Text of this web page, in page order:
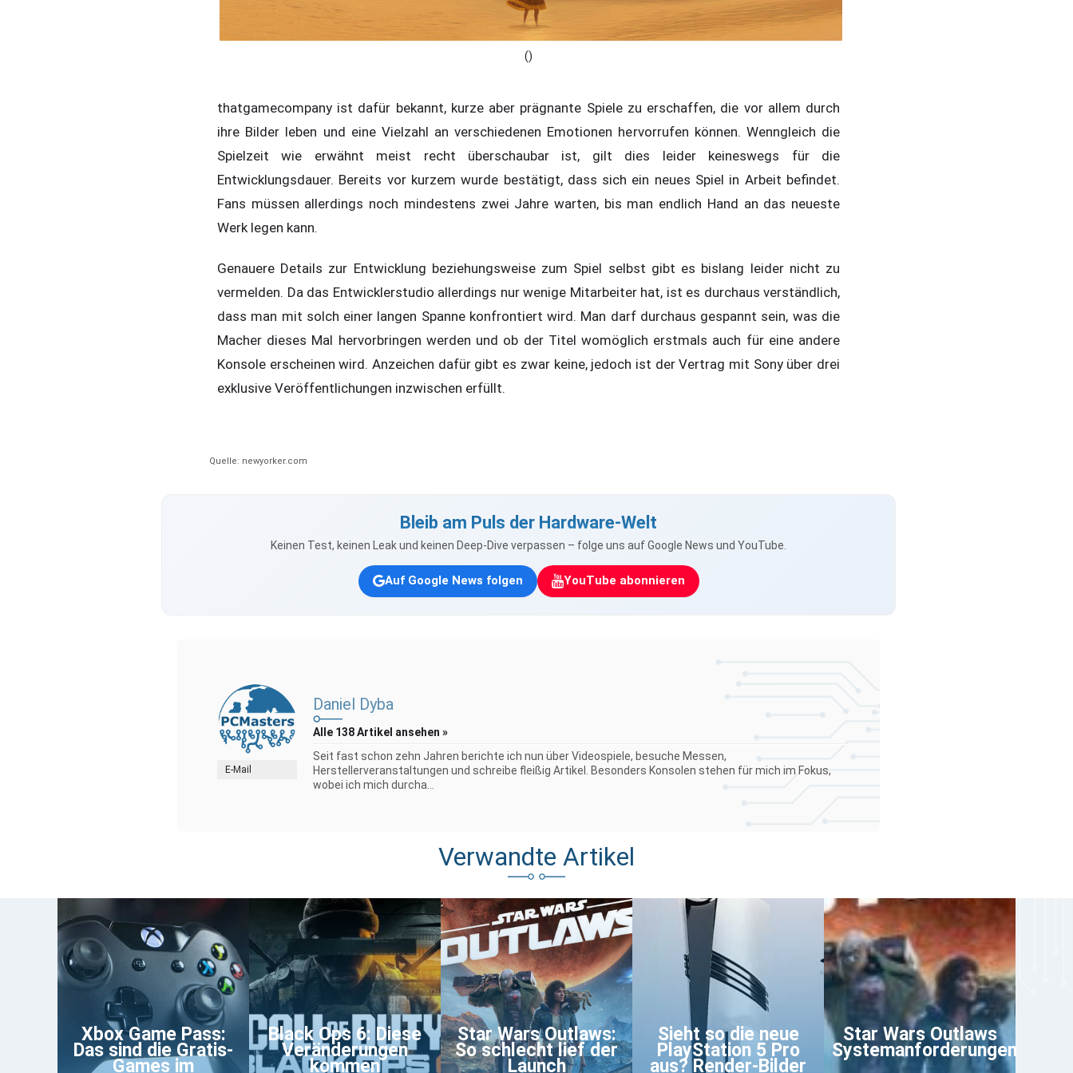
()
thatgamecompany ist dafür bekannt, kurze aber prägnante Spiele zu erschaffen, die vor allem durch
ihre Bilder leben und eine Vielzahl an verschiedenen Emotionen hervorrufen können. Wenngleich die
Spielzeit wie erwähnt meist recht überschaubar ist, gilt dies leider keineswegs für die
Entwicklungsdauer. Bereits vor kurzem wurde bestätigt, dass sich ein neues Spiel in Arbeit befindet.
Fans müssen allerdings noch mindestens zwei Jahre warten, bis man endlich Hand an das neueste
Werk legen kann.
Genauere Details zur Entwicklung beziehungsweise zum Spiel selbst gibt es bislang leider nicht zu
vermelden. Da das Entwicklerstudio allerdings nur wenige Mitarbeiter hat, ist es durchaus verständlich,
dass man mit solch einer langen Spanne konfrontiert wird. Man darf durchaus gespannt sein, was die
Macher dieses Mal hervorbringen werden und ob der Titel womöglich erstmals auch für eine andere
Konsole erscheinen wird. Anzeichen dafür gibt es zwar keine, jedoch ist der Vertrag mit Sony über drei
exklusive Veröffentlichungen inzwischen erfüllt.
Quelle: newyorker.com
Bleib am Puls der Hardware-Welt
Keinen Test, keinen Leak und keinen Deep-Dive verpassen – folge uns auf Google News und YouTube.
Auf Google News folgen YouTube abonnieren
E-Mail
Daniel Dyba
Alle 138 Artikel ansehen »
Seit fast schon zehn Jahren berichte ich nun über Videospiele, besuche Messen,
Herstellerveranstaltungen und schreibe fleißig Artikel. Besonders Konsolen stehen für mich im Fokus,
wobei ich mich durcha...
Verwandte Artikel
Xbox Game Pass:
Das sind die Gratis-
Games im
Black Ops 6: Diese
Veränderungen
kommen
Star Wars Outlaws:
So schlecht lief der
Launch
Sieht so die neue
PlayStation 5 Pro
aus? Render-Bilder
Star Wars Outlaws
Systemanforderungen